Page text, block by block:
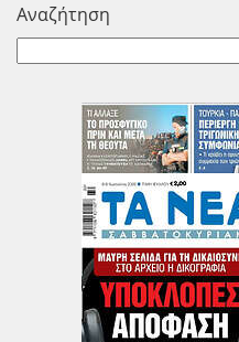
Αναζήτηση